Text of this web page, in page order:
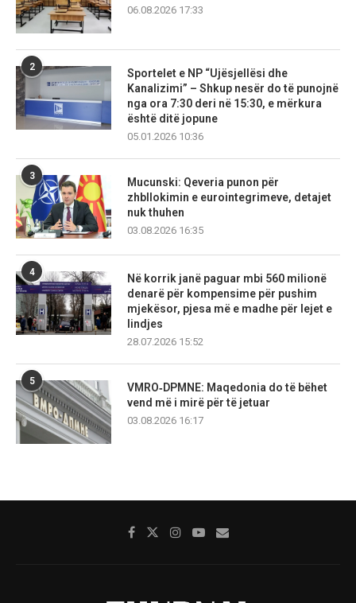
06.08.2026 17:33
2
Sportelet e NP “Ujësjellësi dhe
Kanalizimi” – Shkup nesër do të punojnë
nga ora 7:30 deri në 15:30, e mërkura
është ditë jopune
05.01.2026 10:36
3
Mucunski: Qeveria punon për
zhbllokimin e eurointegrimeve, detajet
nuk thuhen
03.08.2026 16:35
4
Në korrik janë paguar mbi 560 milionë
denarë për kompensime për pushim
mjekësor, pjesa më e madhe për lejet e
lindjes
28.07.2026 15:52
5
VMRO‑DPMNE: Maqedonia do të bëhet
vend më i mirë për të jetuar
03.08.2026 16:17